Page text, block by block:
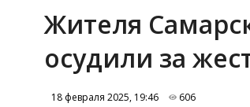
Жителя
осудили за
18 февраля 2025, 19:46 606